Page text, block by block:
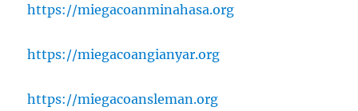
https://miegacoanminahasa.org
https://miegacoangianyar.org
https://miegacoansleman.org